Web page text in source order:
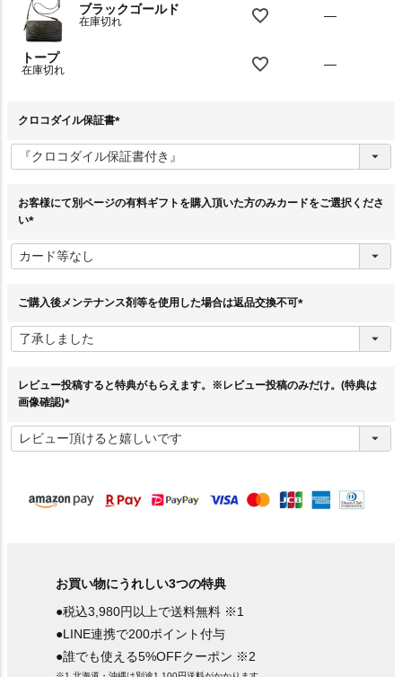
ブラックゴールド
在庫切れ —
トープ
在庫切れ —
クロコダイル保証書
必
須
お客様にて別ページの有料ギフトを購入頂いた方のみカードをご選択くださ
い
必
須
ご購入後メンテナンス剤等を使用した場合は返品交換不可
須
レビュー投稿すると特典がもらえます。※レビュー投稿のみだけ。(特典は
画像確認)
必
須
お買い物にうれしい3つの特典
●税込3,980円以上で送料無料 ※1
●LINE連携で200ポイント付与
●誰でも使える5%OFFクーポン ※2